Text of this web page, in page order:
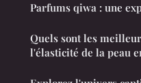
Parfums qiwa : une
Quels sont les
l'élasticité de la peau